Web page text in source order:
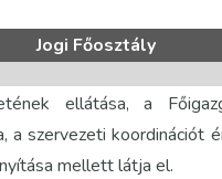
Jogi Főosztály
ellátása, a
szervezeti koordinációt
mellett látja el.